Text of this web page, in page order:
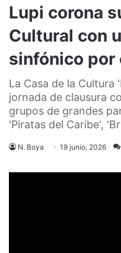
Lupi corona
Cultural con
sinfónico por
La Casa de la Cultura
jornada de clausura
grupos de grandes
'Piratas del Caribe',
N. Boya 19 junio, 2026